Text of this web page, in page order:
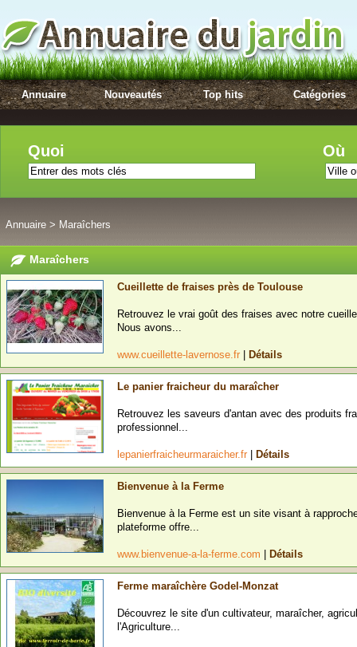
Annuaire Nouveautés Top hits Catégories
Quoi Où
Annuaire > Maraîchers
Maraîchers
Cueillette de fraises près de Toulouse
Retrouvez le vrai goût des fraises avec notre
Nous avons...
www.cueillette-lavernose.fr Détails
Le panier fraicheur du maraîcher
Retrouvez les saveurs d'antan avec des produits
professionnel...
lepanierfraicheurmaraicher.fr Détails
Bienvenue à la Ferme
Bienvenue à la Ferme est un site visant à
plateforme offre...
www.bienvenue-a-la-ferme.com Détails
Ferme maraîchère Godel-Monzat
Découvrez le site d'un cultivateur, maraîcher,
l'Agriculture...